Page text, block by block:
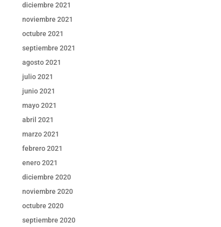
diciembre 2021
noviembre 2021
octubre 2021
septiembre 2021
agosto 2021
julio 2021
junio 2021
mayo 2021
abril 2021
marzo 2021
febrero 2021
enero 2021
diciembre 2020
noviembre 2020
octubre 2020
septiembre 2020